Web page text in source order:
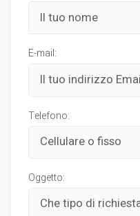
E-mail:
Telefono:
Oggetto: